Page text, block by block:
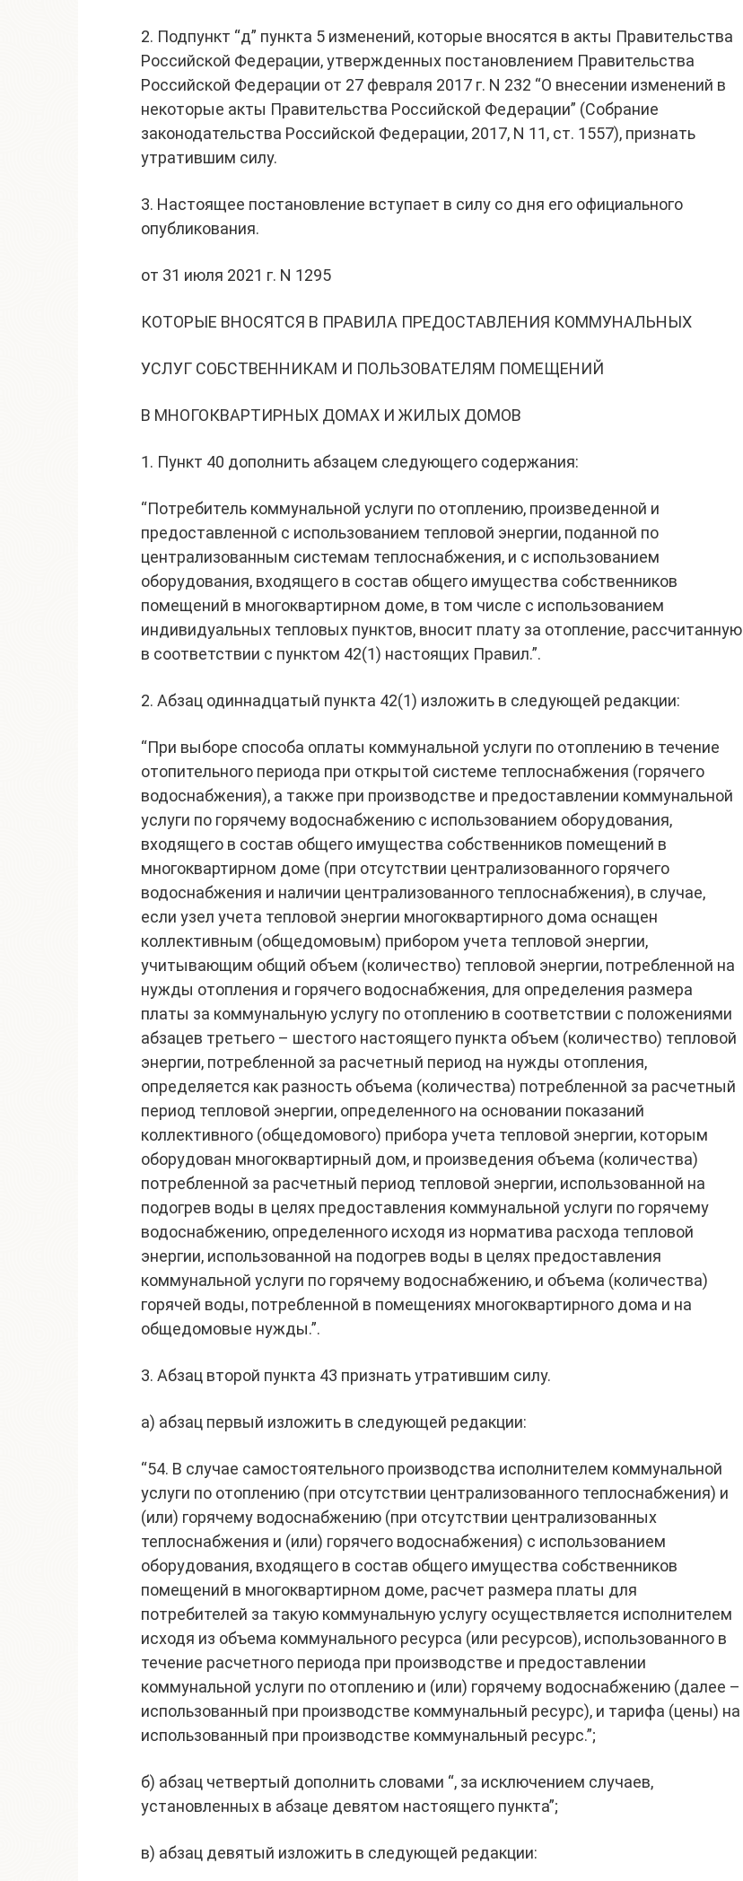
2. Подпункт “д” пункта 5 изменений, которые вносятся в акты Правительства
Российской Федерации, утвержденных постановлением Правительства
Российской Федерации от 27 февраля 2017 г. N 232 “О внесении изменений в
некоторые акты Правительства Российской Федерации” (Собрание
законодательства Российской Федерации, 2017, N 11, ст. 1557), признать
утратившим силу.
3. Настоящее постановление вступает в силу со дня его официального
опубликования.
от 31 июля 2021 г. N 1295
КОТОРЫЕ ВНОСЯТСЯ В ПРАВИЛА ПРЕДОСТАВЛЕНИЯ КОММУНАЛЬНЫХ
УСЛУГ СОБСТВЕННИКАМ И ПОЛЬЗОВАТЕЛЯМ ПОМЕЩЕНИЙ
В МНОГОКВАРТИРНЫХ ДОМАХ И ЖИЛЫХ ДОМОВ
1. Пункт 40 дополнить абзацем следующего содержания:
“Потребитель коммунальной услуги по отоплению, произведенной и
предоставленной с использованием тепловой энергии, поданной по
централизованным системам теплоснабжения, и с использованием
оборудования, входящего в состав общего имущества собственников
помещений в многоквартирном доме, в том числе с использованием
индивидуальных тепловых пунктов, вносит плату за отопление, рассчитанную
в соответствии с пунктом 42(1) настоящих Правил.”.
2. Абзац одиннадцатый пункта 42(1) изложить в следующей редакции:
“При выборе способа оплаты коммунальной услуги по отоплению в течение
отопительного периода при открытой системе теплоснабжения (горячего
водоснабжения), а также при производстве и предоставлении коммунальной
услуги по горячему водоснабжению с использованием оборудования,
входящего в состав общего имущества собственников помещений в
многоквартирном доме (при отсутствии централизованного горячего
водоснабжения и наличии централизованного теплоснабжения), в случае,
если узел учета тепловой энергии многоквартирного дома оснащен
коллективным (общедомовым) прибором учета тепловой энергии,
учитывающим общий объем (количество) тепловой энергии, потребленной на
нужды отопления и горячего водоснабжения, для определения размера
платы за коммунальную услугу по отоплению в соответствии с положениями
абзацев третьего – шестого настоящего пункта объем (количество) тепловой
энергии, потребленной за расчетный период на нужды отопления,
определяется как разность объема (количества) потребленной за расчетный
период тепловой энергии, определенного на основании показаний
коллективного (общедомового) прибора учета тепловой энергии, которым
оборудован многоквартирный дом, и произведения объема (количества)
потребленной за расчетный период тепловой энергии, использованной на
подогрев воды в целях предоставления коммунальной услуги по горячему
водоснабжению, определенного исходя из норматива расхода тепловой
энергии, использованной на подогрев воды в целях предоставления
коммунальной услуги по горячему водоснабжению, и объема (количества)
горячей воды, потребленной в помещениях многоквартирного дома и на
общедомовые нужды.”.
3. Абзац второй пункта 43 признать утратившим силу.
а) абзац первый изложить в следующей редакции:
“54. В случае самостоятельного производства исполнителем коммунальной
услуги по отоплению (при отсутствии централизованного теплоснабжения) и
(или) горячему водоснабжению (при отсутствии централизованных
теплоснабжения и (или) горячего водоснабжения) с использованием
оборудования, входящего в состав общего имущества собственников
помещений в многоквартирном доме, расчет размера платы для
потребителей за такую коммунальную услугу осуществляется исполнителем
исходя из объема коммунального ресурса (или ресурсов), использованного в
течение расчетного периода при производстве и предоставлении
коммунальной услуги по отоплению и (или) горячему водоснабжению (далее –
использованный при производстве коммунальный ресурс), и тарифа (цены) на
использованный при производстве коммунальный ресурс.”;
б) абзац четвертый дополнить словами “, за исключением случаев,
установленных в абзаце девятом настоящего пункта”;
в) абзац девятый изложить в следующей редакции: